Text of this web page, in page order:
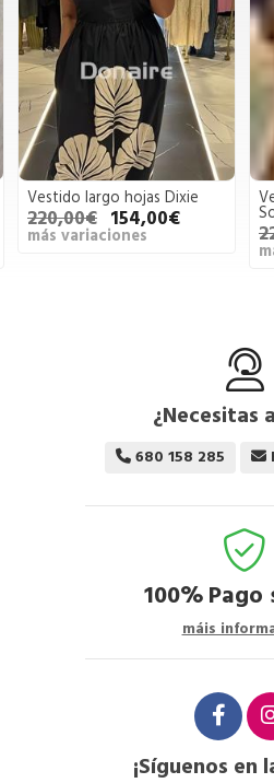
Vestido largo hojas Dixie
220,00€ 154,00€
más variaciones
¿Necesitas
680 158 285
100%Pago
máis
¡Síguenos en